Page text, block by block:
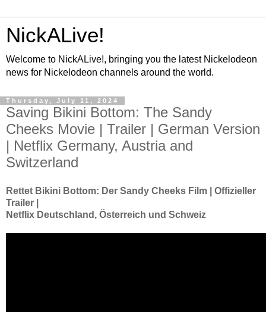
NickALive!
Welcome to NickALive!, bringing you the latest Nickelodeon
news for Nickelodeon channels around the world.
Thursday, July 11, 2024
Saving Bikini Bottom: The Sandy
Cheeks Movie | Trailer | German Version
| Netflix Germany, Austria and
Switzerland
Rettet Bikini Bottom: Der Sandy Cheeks Film | Offizieller
Trailer |
Netflix Deutschland, Österreich und Schweiz